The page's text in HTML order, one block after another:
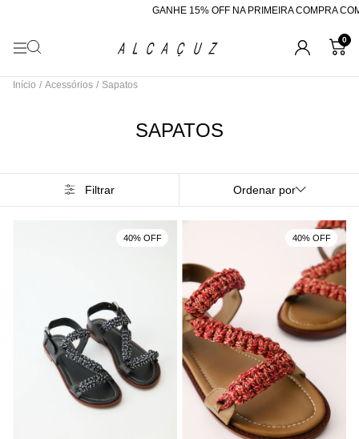
GANHE 15% OFF NA PRIMEIRA COMPRA COM O
0
Início / Acessórios / Sapatos
SAPATOS
Filtrar Ordenar por
40% OFF 40% OFF